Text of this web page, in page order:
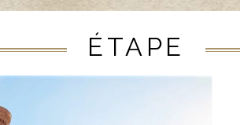
ÉTAPE